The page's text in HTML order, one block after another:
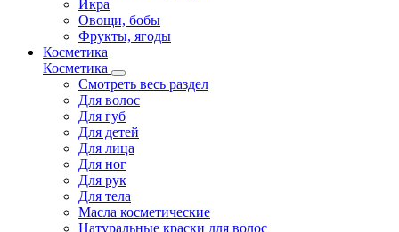
Икра
Овощи, бобы
Фрукты, ягоды
Косметика
Косметика
Смотреть весь раздел
Для волос
Для губ
Для детей
Для лица
Для ног
Для рук
Для тела
Масла косметические
Натуральные краски для волос